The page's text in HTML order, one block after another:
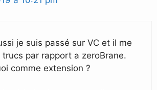
je suis passé sur VC et il me
par rapport a zeroBrane.
comme extension ?